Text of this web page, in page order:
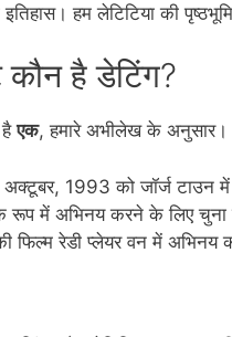
हम लेटिटिया की
कौन है डेटिंग?
हैएक, हमारे अभीलेख के अनुसार।
अक्टूबर, 1993 को जॉर्ज टाउन
रूप में अभिनय करने के लिए चुना
फिल्म रेडी प्लेयर वन में अभिनय